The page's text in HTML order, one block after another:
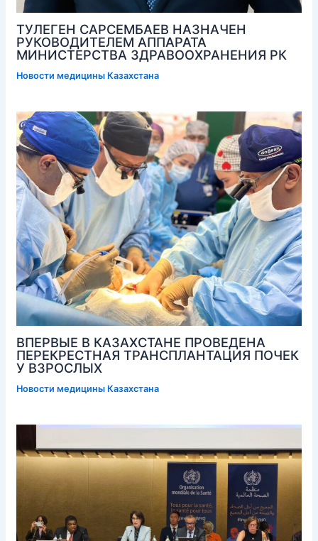
ТУЛЕГЕН САРСЕМБАЕВ НАЗНАЧЕН
РУКОВОДИТЕЛЕМ АППАРАТА
МИНИСТЕРСТВА ЗДРАВООХРАНЕНИЯ РК
Новости медицины Казахстана
ВПЕРВЫЕ В КАЗАХСТАНЕ ПРОВЕДЕНА
ПЕРЕКРЕСТНАЯ ТРАНСПЛАНТАЦИЯ ПОЧЕК
У ВЗРОСЛЫХ
Новости медицины Казахстана